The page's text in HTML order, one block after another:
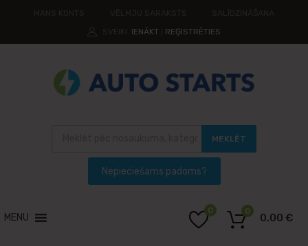
IENĀKT REĢISTRĒTIES
MEKLĒT
MENU
0
0.00 €
0